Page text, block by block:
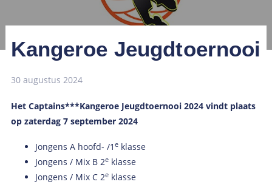
Kangeroe Jeugdtoernooi
30 augustus 2024
Het Captains***Kangeroe Jeugdtoernooi 2024 vindt plaats
op zaterdag 7 september 2024
Jongens A hoofd- /1 eklasse
Jongens / Mix B 2eklasse
Jongens / Mix C 2eklasse